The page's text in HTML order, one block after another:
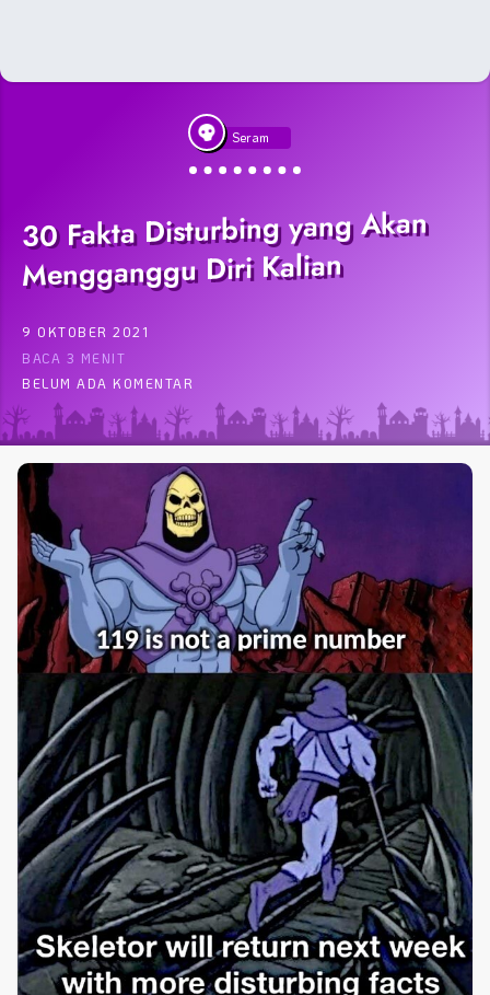
Seram
30 Fakta Disturbing yang Akan
Mengganggu Diri Kalian
9 OKTOBER 2021
BACA 3 MENIT
BELUM ADA KOMENTAR